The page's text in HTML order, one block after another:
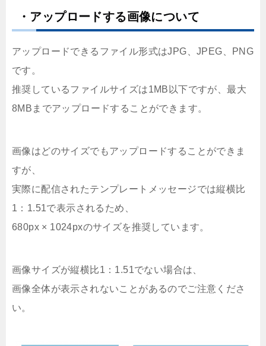
・アップロードする画像について
アップロードできるファイル形式はJPG、JPEG、PNG
です。
推奨しているファイルサイズは1MB以下ですが、最大
8MBまでアップロードすることができます。
画像はどのサイズでもアップロードすることができま
すが、
実際に配信されたテンプレートメッセージでは縦横比
1：1.51で表示されるため、
680px × 1024pxのサイズを推奨しています。
画像サイズが縦横比1：1.51でない場合は、
画像全体が表示されないことがあるのでご注意くださ
い。